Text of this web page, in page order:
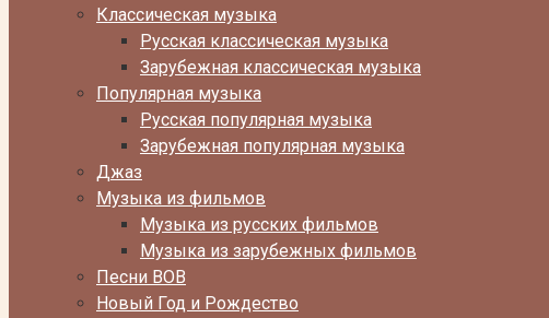
Классическая музыка
Русская классическая музыка
Зарубежная классическая музыка
Популярная музыка
Русская популярная музыка
Зарубежная популярная музыка
Джаз
Музыка из фильмов
Музыка из русских фильмов
Музыка из зарубежных фильмов
Песни ВОВ
Новый Год и Рождество